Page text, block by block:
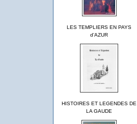
LES TEMPLIERS EN PAYS
d'AZUR
HISTOIRES ET LEGENDES DE
LA GAUDE